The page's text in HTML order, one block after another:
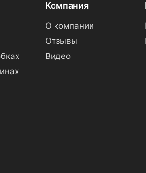
Компания
О компании
Отзывы
Видео